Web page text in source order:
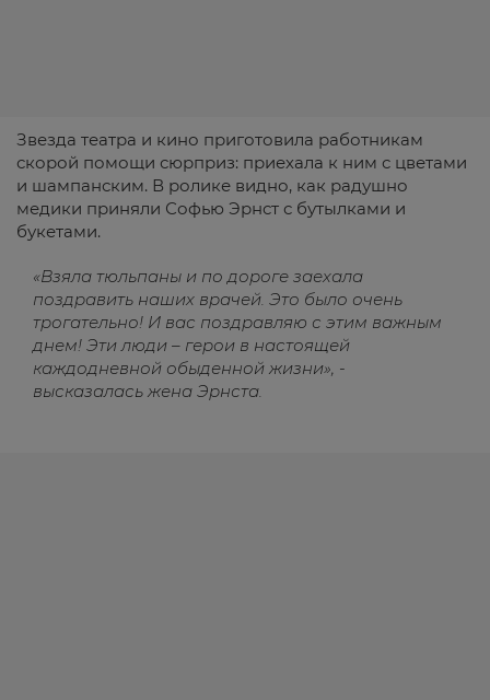
Звезда театра и кино приготовила работникам
скорой помощи сюрприз: приехала к ним с цветами
и шампанским. В ролике видно, как радушно
медики приняли Софью Эрнст с бутылками и
букетами.
«Взяла тюльпаны и по дороге заехала
поздравить наших врачей. Это было очень
трогательно! И вас поздравляю с этим важным
днем! Эти люди – герои в настоящей
каждодневной обыденной жизни», -
высказалась жена Эрнста.